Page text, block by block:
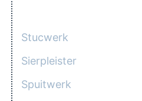
Stucwerk
Sierpleister
Spuitwerk